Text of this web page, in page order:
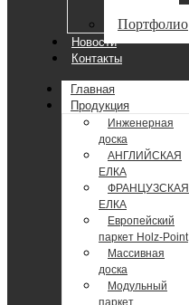
Портфолио
Новости
Контакты
Главная
Продукция
Инженерная
доска
АНГЛИЙСКАЯ
ЕЛКА
ФРАНЦУЗСКАЯ
ЕЛКА
Европейский
паркет Holz-Point
Массивная
доска
Модульный
паркет